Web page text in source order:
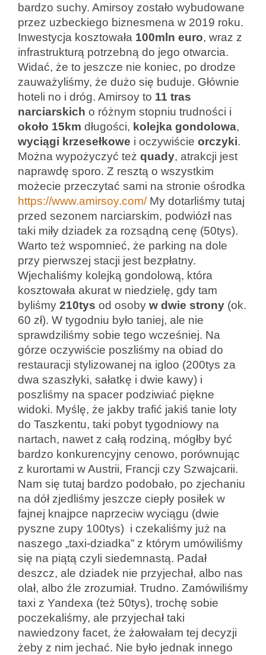
bardzo suchy. Amirsoy zostało wybudowane
przez uzbeckiego biznesmena w 2019 roku.
Inwestycja kosztowała 100mln euro, wraz z
infrastrukturą potrzebną do jego otwarcia.
Widać, że to jeszcze nie koniec, po drodze
zauważyliśmy, że dużo się buduje. Głównie
hoteli no i dróg. Amirsoy to 11 tras
narciarskich o różnym stopniu trudności i
około 15km długości, kolejka gondolowa,
wyciągi krzesełkowe i oczywiście orczyki.
Można wypożyczyć też quady, atrakcji jest
naprawdę sporo. Z resztą o wszystkim
możecie przeczytać sami na stronie ośrodka
https://www.amirsoy.com/My dotarliśmy tutaj
przed sezonem narciarskim, podwiózł nas
taki miły dziadek za rozsądną cenę (50tys).
Warto też wspomnieć, że parking na dole
przy pierwszej stacji jest bezpłatny.
Wjechaliśmy kolejką gondolową, która
kosztowała akurat w niedzielę, gdy tam
byliśmy 210tys od osoby w dwie strony (ok.
60 zł). W tygodniu było taniej, ale nie
sprawdziliśmy sobie tego wcześniej. Na
górze oczywiście poszliśmy na obiad do
restauracji stylizowanej na igloo (200tys za
dwa szaszłyki, sałatkę i dwie kawy) i
poszliśmy na spacer podziwiać piękne
widoki. Myślę, że jakby trafić jakiś tanie loty
do Taszkentu, taki pobyt tygodniowy na
nartach, nawet z całą rodziną, mógłby być
bardzo konkurencyjny cenowo, porównując
z kurortami w Austrii, Francji czy Szwajcarii.
Nam się tutaj bardzo podobało, po zjechaniu
na dół zjedliśmy jeszcze ciepły posiłek w
fajnej knajpce naprzeciw wyciągu (dwie
pyszne zupy 100tys) i czekaliśmy już na
naszego „taxi-dziadka” z którym umówiliśmy
się na piątą czyli siedemnastą. Padał
deszcz, ale dziadek nie przyjechał, albo nas
olał, albo źle zrozumiał. Trudno. Zamówiliśmy
taxi z Yandexa (też 50tys), trochę sobie
poczekaliśmy, ale przyjechał taki
nawiedzony facet, że żałowałam tej decyzji
żeby z nim jechać. Nie było jednak innego